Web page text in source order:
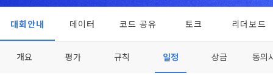
메일 인증 필요
[데이콘] 회원가입 인증메일
제 2 조 (용어의 정의)
이 약관에서 사용하는 용어의 정의는 아래와 같다.
여 컴퓨터 등 정보 통신 설비를 이용하여 설정한 가상의 영업장
또는 "회사"가 운영하는 아래 웹사이트를 말한다.
1. 개인정보처리방침의 의의
데이콘이 어떤 정보를 수집하고, 수집한 정보를 어떻게 사용하
며, 필요에 따라 누구와 이를 공유(‘위탁 또는 제공’)하며, 이용목
적을 달성한 정보를 언제, 어떻게 파기 하는지 등 ‘개인정보의 한
- 마케팅 수신 동의는 거부하실 수 있으며 동의 이후에라도 고객
의 의사에 따라 동의를 철회할 수 있습니다.
동의를 거부 하시더라도 DACON에서 제공하는 서비스의 이용
에 제한이 되지 않습니다.
단, 할인, 이벤트 및 이용자 맞춤형 상품 추천 등의 마케팅 정보
대회안내 데이터 코드 공유 토크 리더보드
개요 평가 규칙 일정 상금 동의